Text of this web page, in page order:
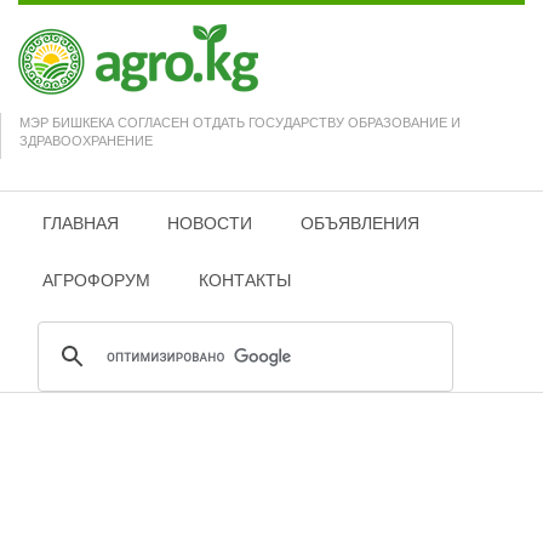
МЭР БИШКЕКА СОГЛАСЕН ОТДАТЬ ГОСУДАРСТВУ ОБРАЗОВАНИЕ И
ЗДРАВООХРАНЕНИЕ
ГЛАВНАЯ НОВОСТИ ОБЪЯВЛЕНИЯ
АГРОФОРУМ КОНТАКТЫ